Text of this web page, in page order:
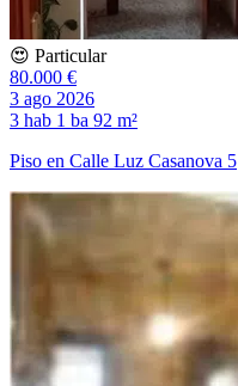
😍 Particular
80.000 €
3 ago 2026
3 hab 1 ba 92 m²
Piso en Calle Luz Casanova 5